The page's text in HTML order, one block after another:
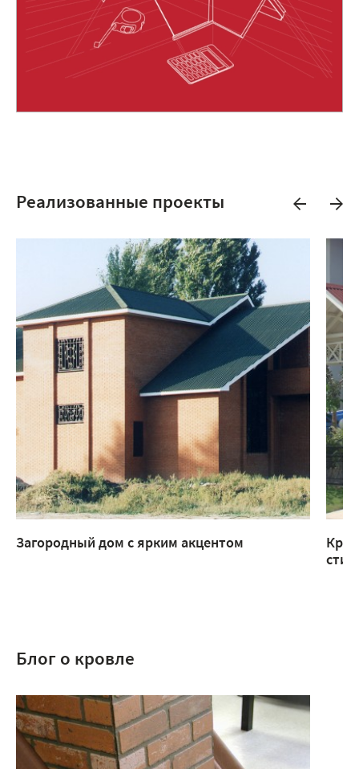
Реализованные проекты
Загородный дом с ярким акцентом
Блог о кровле